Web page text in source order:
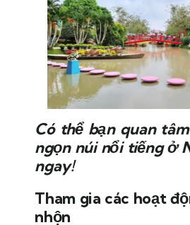
Có thể bạn quan
ngọn núi nổi tiếng ở
ngay!
Tham gia các hoạt
nhộn